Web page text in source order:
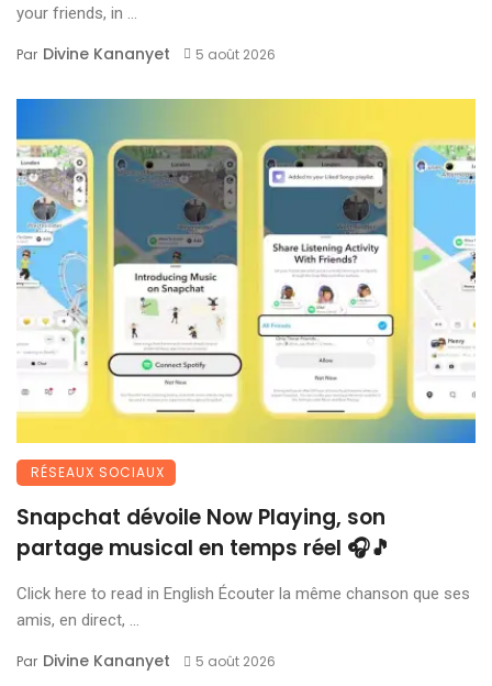
your friends, in ...
Par Divine Kananyet 5 août 2026
RÉSEAUX SOCIAUX
Snapchat dévoile Now Playing, son
partage musical en temps réel 🎧🎵
Click here to read in English Écouter la même chanson que ses
amis, en direct, ...
Par Divine Kananyet 5 août 2026